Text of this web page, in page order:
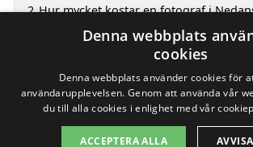
2 Hur mycket kostar en fotograf i
Fördelar med att välja fotograf i
Sök efter en skicklig fotograf i de
Copyright 2026 - Pilanto
Denna webbplats
cookies
Denna webbplats använder cookies för
användarupplevelsen. Genom att använda vår
du till alla cookies i enlighet med vår
ACCEPTERA ALLA